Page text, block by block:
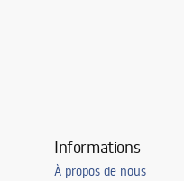
Informations
À propos de nous